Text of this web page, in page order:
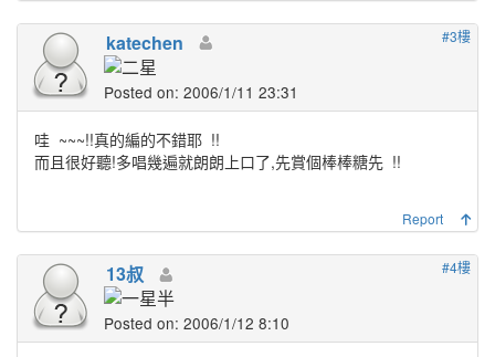
#3樓
katechen
Posted on: 2006/1/11 23:31
哇 ~~~!!真的編的不錯耶 !!
而且很好聽!多唱幾遍就朗朗上口了,先賞個棒棒糖先 !!
Report
#4樓
13叔
Posted on: 2006/1/12 8:10